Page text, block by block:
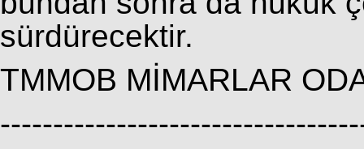
sürdürecektir.
TMMOB MİMARLAR